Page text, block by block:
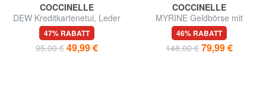
COCCINELLE
DEW Kreditkartenetui, Leder
47% RABATT
95,00 € 49,99 €
COCCINELLE
MYRINE Geldbörse mit
Münzfach, aus Leder
46% RABATT
148,00 € 79,99 €